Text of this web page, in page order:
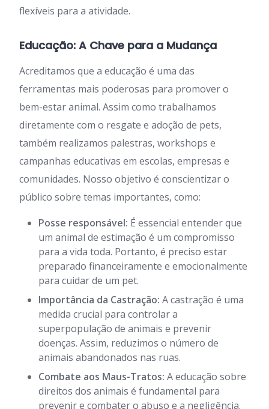
flexíveis para a atividade.
Educação: A Chave para a Mudança
Acreditamos que a educação é uma das
ferramentas mais poderosas para promover o
bem-estar animal. Assim como trabalhamos
diretamente com o resgate e adoção de pets,
também realizamos palestras, workshops e
campanhas educativas em escolas, empresas e
comunidades. Nosso objetivo é conscientizar o
público sobre temas importantes, como:
Posse responsável: É essencial entender que
um animal de estimação é um compromisso
para a vida toda. Portanto, é preciso estar
preparado financeiramente e emocionalmente
para cuidar de um pet.
Importância da Castração: A castração é uma
medida crucial para controlar a
superpopulação de animais e prevenir
doenças. Assim, reduzimos o número de
animais abandonados nas ruas.
Combate aos Maus-Tratos: A educação sobre
direitos dos animais é fundamental para
prevenir e combater o abuso e a negligência.